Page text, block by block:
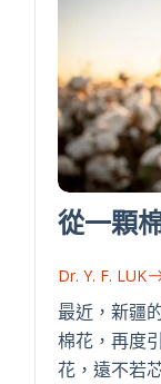
從一顆
Dr. Y. F. LUK
最近，新疆
棉花，再度
花，遠不若